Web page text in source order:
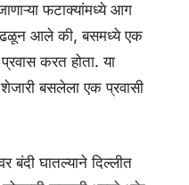
फटाक्यांमध्ये आग
आले की, बसमध्ये एक
करत होता. या
बसलेला एक प्रवासी
बंदी घातल्याने दिल्लीत